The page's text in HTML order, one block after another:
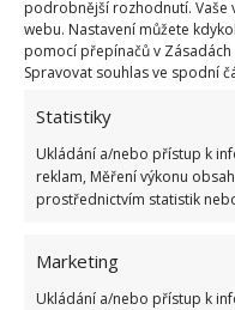
podrobnější rozhodnutí.
webu. Nastavení můžete
pomocí přepínačů v
Spravovat souhlas ve spodní
Statistiky
Ukládání a/nebo přístup k
reklam, Měření výkonu
prostřednictvím statistik
Marketing
Ukládání a/nebo přístup k
nedostanete.